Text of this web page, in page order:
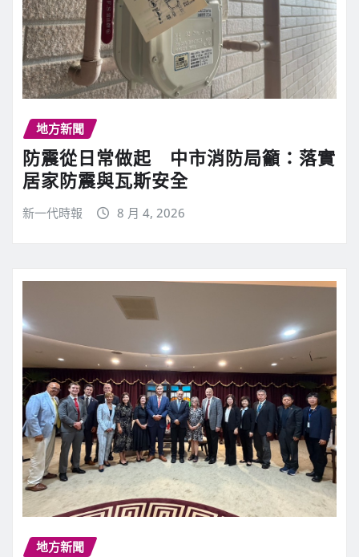
地方新聞
防震從日常做起 中市消防局籲：落實
居家防震與瓦斯安全
新一代時報 8 月 4, 2026
地方新聞